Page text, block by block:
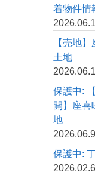
着物件情
【売地
土地
保護中:
開】座喜
地
2026.06.9
保護中:
2026.02.6